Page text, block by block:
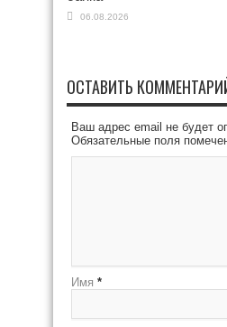
06.08.2026
ОСТАВИТЬ
Ваш адрес email не будет
Обязательные поля
Имя *